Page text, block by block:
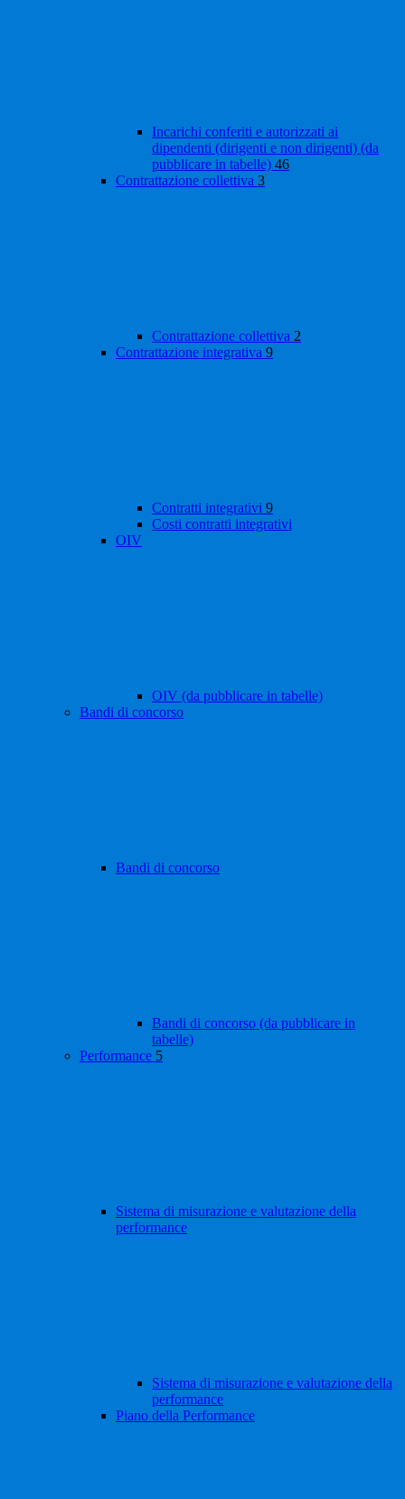
Incarichi conferiti e autorizzati ai
dipendenti (dirigenti e non dirigenti) (da
pubblicare in tabelle) 46
Contrattazione collettiva 3
Contrattazione collettiva 2
Contrattazione integrativa 9
Contratti integrativi 9
Costi contratti integrativi
OIV
OIV (da pubblicare in tabelle)
Bandi di concorso
Bandi di concorso
Bandi di concorso (da pubblicare in
tabelle)
Performance 5
Sistema di misurazione e valutazione della
performance
Sistema di misurazione e valutazione della
performance
Piano della Performance